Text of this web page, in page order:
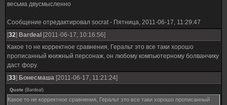
весьма двусмысленно
Сообщение отредактировал socrat- Пятница, 2011-06-17, 11:29:47
[32] Bardeal [2011-06-17, 10:16:56]
Какое то не корректное сравнения, Геральт это все таки хорошо
прописанный книжный персонаж, он любому компьютерному болванчику
даст фору.
[33] Бонесмаша [2011-06-17, 11:21:24]
Quote (Bardeal )
Какое то не корректное сравнения, Геральт это все таки хорошо прописанный